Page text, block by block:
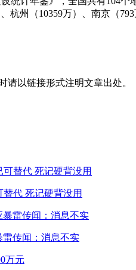
州（10359万）、南京（
请以链接形式注明文章出处。
代 死记硬背没用
传闻：消息不实